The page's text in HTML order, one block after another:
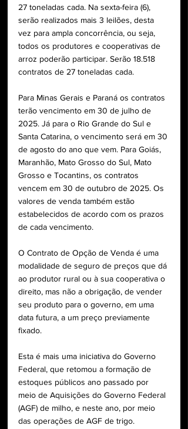
27 toneladas cada. Na sexta-feira (6),
serão realizados mais 3 leilões, desta
vez para ampla concorrência, ou seja,
todos os produtores e cooperativas de
arroz poderão participar. Serão 18.518
contratos de 27 toneladas cada.
Para Minas Gerais e Paraná os contratos
terão vencimento em 30 de julho de
2025. Já para o Rio Grande do Sul e
Santa Catarina, o vencimento será em 30
de agosto do ano que vem. Para Goiás,
Maranhão, Mato Grosso do Sul, Mato
Grosso e Tocantins, os contratos
vencem em 30 de outubro de 2025. Os
valores de venda também estão
estabelecidos de acordo com os prazos
de cada vencimento.
O Contrato de Opção de Venda é uma
modalidade de seguro de preços que dá
ao produtor rural ou à sua cooperativa o
direito, mas não a obrigação, de vender
seu produto para o governo, em uma
data futura, a um preço previamente
fixado.
Esta é mais uma iniciativa do Governo
Federal, que retomou a formação de
estoques públicos ano passado por
meio de Aquisições do Governo Federal
(AGF) de milho, e neste ano, por meio
das operações de AGF de trigo.